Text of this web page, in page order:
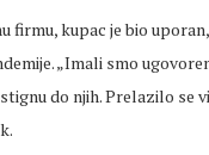
firmu, kupac je bio
„Imali smo
do njih. Prelazilo se